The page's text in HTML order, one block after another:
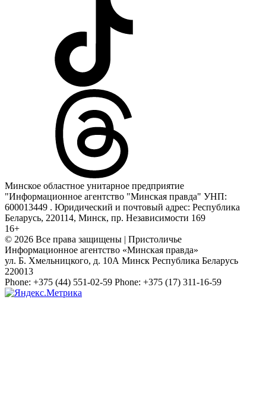
Минское областное унитарное предприятие
"Информационное агентство "Минская правда" УНП:
600013449 . Юридический и почтовый адрес: Республика
Беларусь, 220114, Минск, пр. Независимости 169
16+
© 2026 Все права защищены | Пристоличье
Информационное агентство «Минская правда»
ул. Б. Хмельницкого, д. 10А Минск Республика Беларусь
220013
Phone: +375 (44) 551-02-59 Phone: +375 (17) 311-16-59